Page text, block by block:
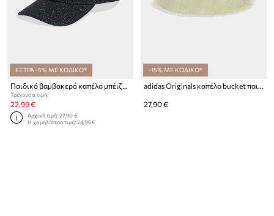
ΕΞΤΡΑ -5% ΜΕ ΚΩΔΙΚΟ*
Παιδικό βαμβακερό καπέλο μπέιζμπολ adidas Originals MINECRAFT
Τρέχουσα τιμή:
22,99 €
Αρχική τιμή:27,90 €
Η χαμηλότερη τιμή:24,99 €
-15% ΜΕ ΚΩΔΙΚΟ*
adidas Originals καπέλο bucket παιδικό ντένιμ
27,90 €